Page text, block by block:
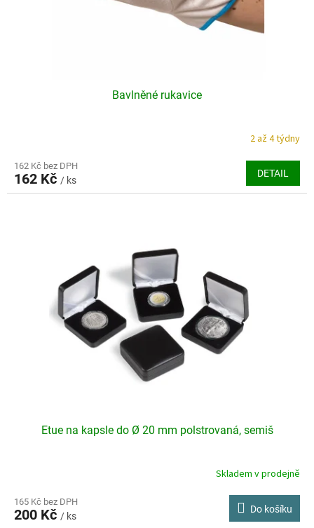
Bavlněné rukavice
2 až 4 týdny
162 Kč bez DPH
162 Kč / ks
DETAIL
Etue na kapsle do Ø 20 mm polstrovaná, semiš
Skladem v prodejně
165 Kč bez DPH
200 Kč / ks
Do košíku